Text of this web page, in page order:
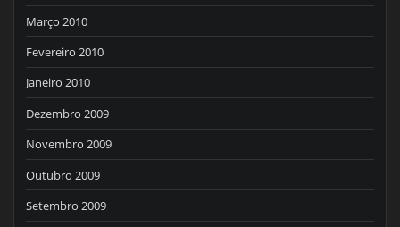
Março 2010
Fevereiro 2010
Janeiro 2010
Dezembro 2009
Novembro 2009
Outubro 2009
Setembro 2009